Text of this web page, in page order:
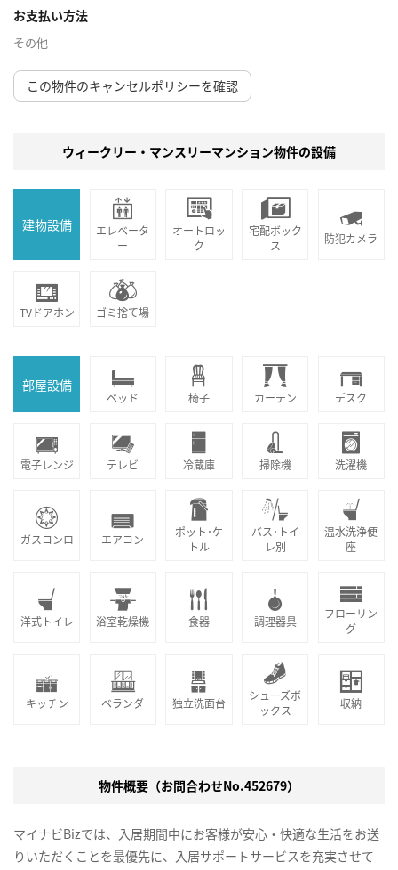
お支払い方法
その他
この物件のキャンセルポリシーを確認
ウィークリー・マンスリーマンション物件の設備
建物設備
エレベータ
ー
オートロッ
ク
宅配ボック
ス
防犯カメラ
TVドアホン ゴミ捨て場
部屋設備
ベッド 椅子 カーテン デスク
電子レンジ テレビ 冷蔵庫 掃除機 洗濯機
ガスコンロ エアコン
ポット･ケ
トル
バス･トイ
レ別
温水洗浄便
座
洋式トイレ 浴室乾燥機 食器 調理器具
フローリン
グ
キッチン ベランダ 独立洗面台
シューズボ
ックス
収納
物件概要（お問合わせNo.452679）
マイナビBizでは、入居期間中にお客様が安心・快適な生活をお送
りいただくことを最優先に、入居サポートサービスを充実させて